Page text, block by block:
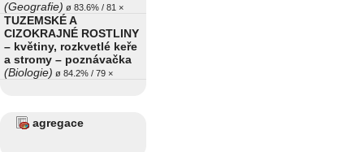
(Geografie) ø 83.6% / 81 ×
TUZEMSKÉ A
CIZOKRAJNÉ ROSTLINY
– květiny, rozkvetlé keře
a stromy – poznávačka
(Biologie) ø 84.2% / 79 ×
agregace